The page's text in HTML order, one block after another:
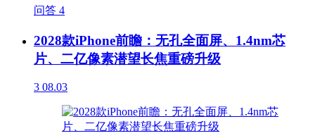
问答 4
2028款iPhone前瞻：无孔全面屏、1.4nm芯
片、二亿像素潜望长焦重磅升级
3 08.03